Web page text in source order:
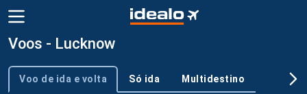
Voos - Lucknow
Tipo de viagem
Voo de ida e volta Só ida Multidestino